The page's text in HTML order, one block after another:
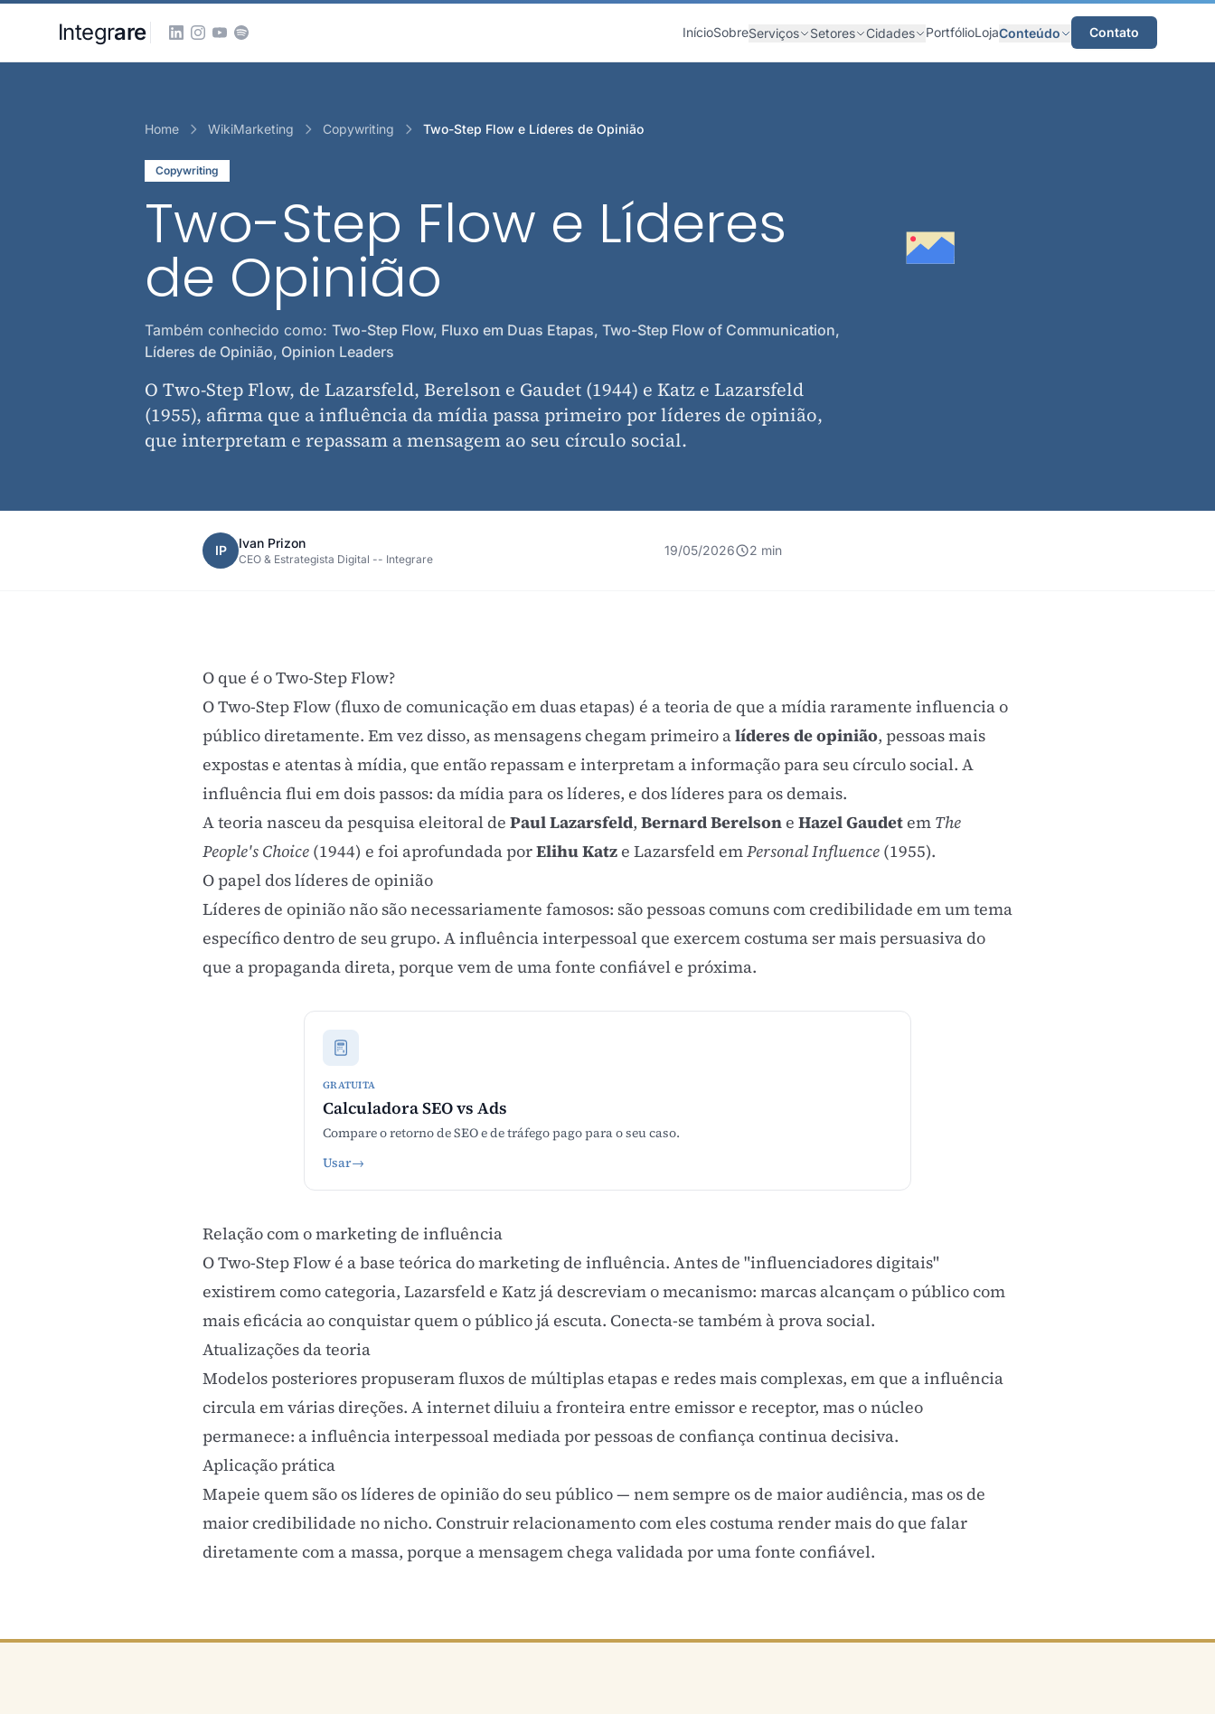
Integrare InícioSobreServiços Setores Cidades PortfólioLojaConteúdo Contato
Home WikiMarketing Copywriting Two-Step Flow e Líderes de Opinião
Copywriting
Two-Step Flow e Líderes
de Opinião
Também conhecido como: Two-Step Flow, Fluxo em Duas Etapas, Two-Step Flow of Communication,
Líderes de Opinião, Opinion Leaders
O Two-Step Flow, de Lazarsfeld, Berelson e Gaudet (1944) e Katz e Lazarsfeld
(1955), afirma que a influência da mídia passa primeiro por líderes de opinião,
que interpretam e repassam a mensagem ao seu círculo social.
IP Ivan Prizon
CEO & Estrategista Digital -- Integrare
19/05/2026 2 min
O que é o Two-Step Flow?
O Two-Step Flow (fluxo de comunicação em duas etapas) é a teoria de que a mídia raramente influencia o
público diretamente. Em vez disso, as mensagens chegam primeiro alíderes de opinião, pessoas mais
expostas e atentas à mídia, que então repassam e interpretam a informação para seu círculo social. A
influência flui em dois passos: da mídia para os líderes, e dos líderes para os demais.
A teoria nasceu da pesquisa eleitoral de Paul Lazarsfeld, Bernard Berelsone Hazel Gaudetem The
People's Choice (1944) e foi aprofundada porElihu Katze Lazarsfeld emPersonal Influence (1955).
O papel dos líderes de opinião
Líderes de opinião não são necessariamente famosos: são pessoas comuns com credibilidade em um tema
específico dentro de seu grupo. A influência interpessoal que exercem costuma ser mais persuasiva do
que a propaganda direta, porque vem de uma fonte confiável e próxima.
GRATUITA
Calculadora SEO vs Ads
Compare o retorno de SEO e de tráfego pago para o seu caso.
Usar→
Relação com o marketing de influência
O Two-Step Flow é a base teórica domarketing de influência. Antes de "influenciadores digitais"
existirem como categoria, Lazarsfeld e Katz já descreviam o mecanismo: marcas alcançam o público com
mais eficácia ao conquistar quem o público já escuta. Conecta-se também àprova social.
Atualizações da teoria
Modelos posteriores propuseram fluxos de múltiplas etapas e redes mais complexas, em que a influência
circula em várias direções. A internet diluiu a fronteira entre emissor e receptor, mas o núcleo
permanece: a influência interpessoal mediada por pessoas de confiança continua decisiva.
Aplicação prática
Mapeie quem são os líderes de opinião do seu público — nem sempre os de maior audiência, mas os de
maior credibilidade no nicho. Construir relacionamento com eles costuma render mais do que falar
diretamente com a massa, porque a mensagem chega validada por uma fonte confiável.